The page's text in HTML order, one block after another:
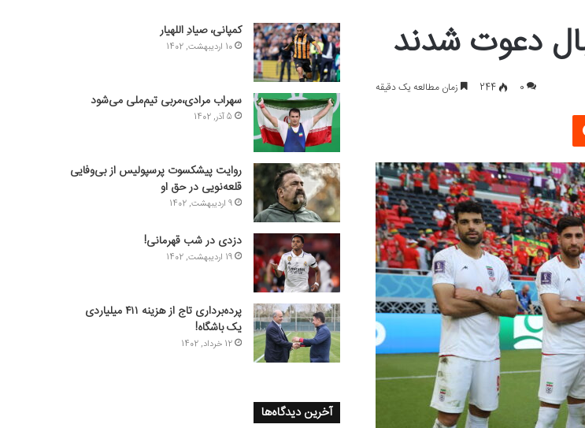
0
244 زمان مطالعه یک دقیقه
کمپانی، صیادِ اللهیار
10 اردیبهشت, 1402
سهراب مرادی،مربی تیم‌ملی می‌شود
5 آذر, 1402
روایت پیشکسوت پرسپولیس از بی‌وفایی
قلعه‌نویی در حق او
9 اردیبهشت, 1402
دزدی در شب قهرمانی!
19 اردیبهشت, 1402
پرده‌برداری تاج از هزینه ۴۱۱ میلیاردی
یک باشگاه!
12 خرداد, 1402
آخرین دیدگاه‌ها